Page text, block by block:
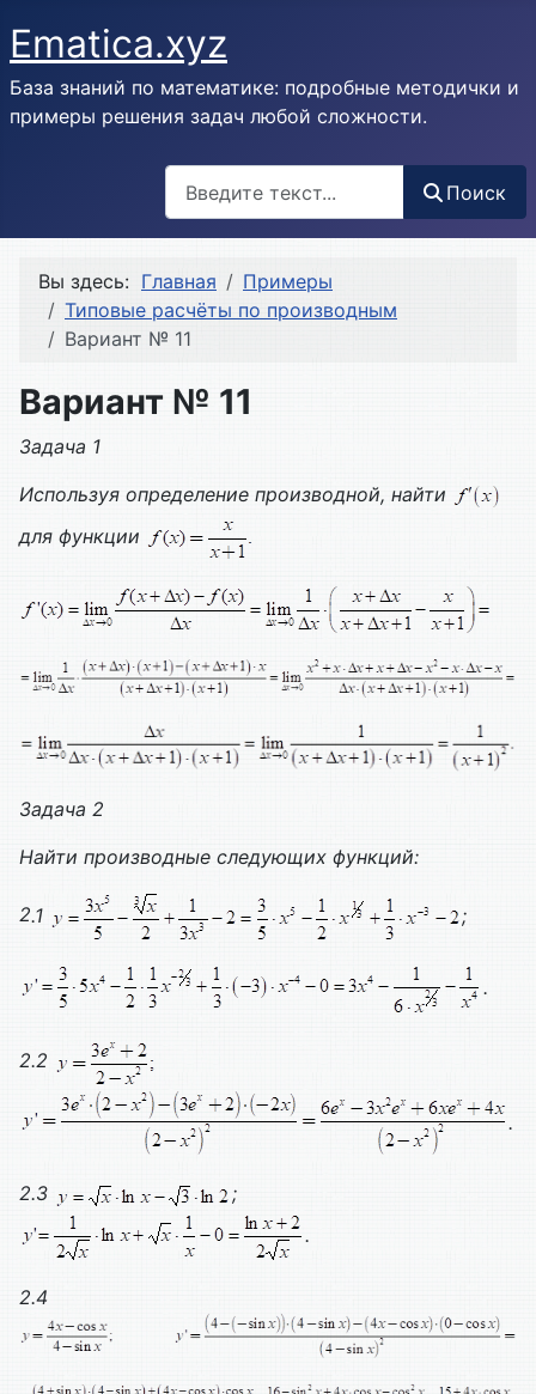
Ematica.xyz
База знаний по математике: подробные методички и
примеры решения задач любой сложности.
Поиск
Вы здесь: Главная
Примеры
Типовые расчёты по производным
Вариант № 11
Вариант № 11
Задача 1
Используя определение производной, найти
для функции
Задача 2
Найти производные следующих функций:
2.1 ;
.
2.2
.
2.3
;
.
2.4